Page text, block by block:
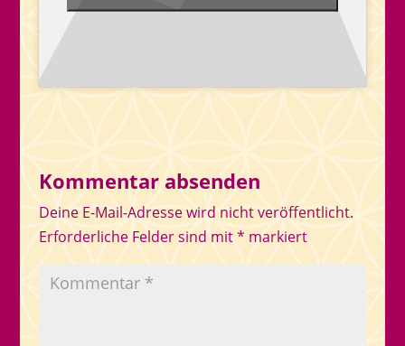
Kommentar absenden
Deine E-Mail-Adresse wird nicht veröffentlicht.
Erforderliche Felder sind mit* markiert